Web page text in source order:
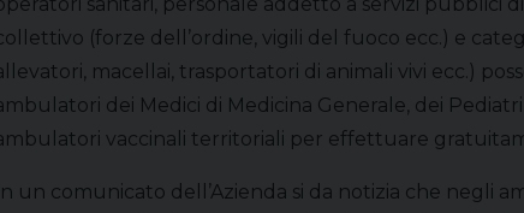
(forze dell’ordine, vigili del fuoco ecc.) e
macellai, trasportatori di animali vivi ecc.)
dei Medici di Medicina Generale, dei
vaccinali territoriali per effettuare
In un comunicato dell’Azienda si da notizia che negli